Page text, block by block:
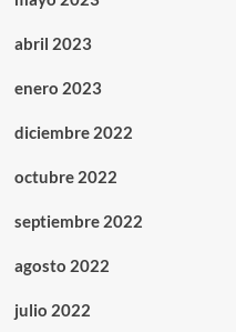
abril 2023
enero 2023
diciembre 2022
octubre 2022
septiembre 2022
agosto 2022
julio 2022